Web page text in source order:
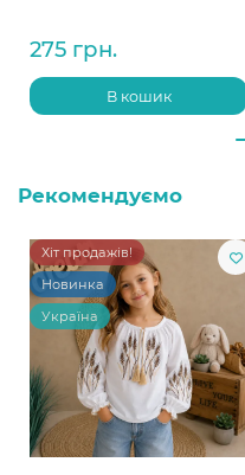
275 грн.
В кошик
Рекомендуємо
Хіт продажів!
Новинка
Україна